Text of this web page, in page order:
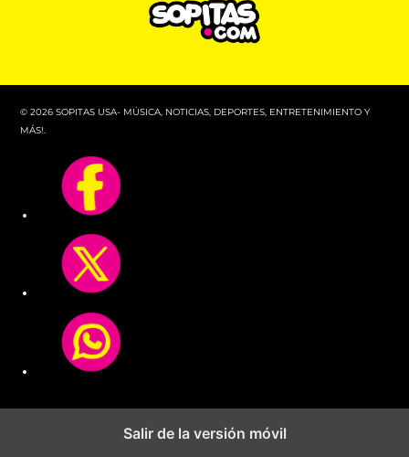
© 2026 SOPITAS USA- MÚSICA, NOTICIAS, DEPORTES, ENTRETENIMIENTO Y
MÁS!.
Salir de la versión móvil